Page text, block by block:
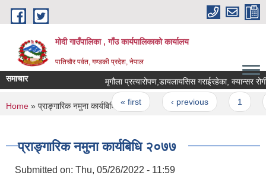
Skip to main content
मोदी गाउँपालिका , गाँउ कार्यपालिकाको कार्यालय
पातिचौर पर्वत, गण्डकी प्रदेश, नेपाल
समाचार मृगौला प्रत्यारोपण,डायलायसिस गराईरहेका, क्यान्सर रोगी
Pages
« first ‹ previous
You are here
Home » प्राङ्गारिक नमुना कार्यबिधि २०७७
प्राङ्गारिक नमुना कार्यबिधि २०७७
Submitted on: Thu, 05/26/2022 - 11:59